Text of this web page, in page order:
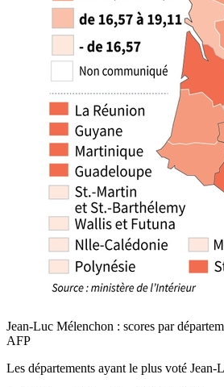
Jean-Luc Mélenchon : scores par
AFP
Les départements ayant le plus voté Jean-